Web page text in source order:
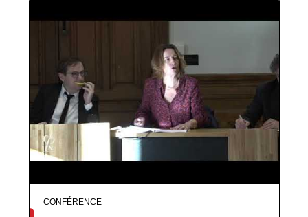
CONFÉRENCE